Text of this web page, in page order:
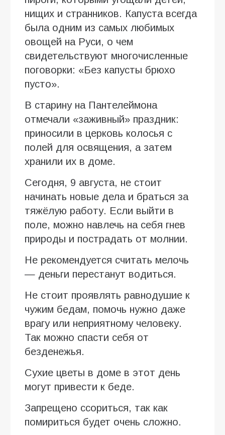
нищих и странников. Капуста всегда
была одним из самых любимых
овощей на Руси, о чем
свидетельствуют многочисленные
поговорки: «Без капусты брюхо
пусто».
В старину на Пантелеймона
отмечали «заживный» праздник:
приносили в церковь колосья с
полей для освящения, а затем
хранили их в доме.
Сегодня, 9 августа, не стоит
начинать новые дела и браться за
тяжёлую работу. Если выйти в
поле, можно навлечь на себя гнев
природы и пострадать от молнии.
Не рекомендуется считать мелочь
— деньги перестанут водиться.
Не стоит проявлять равнодушие к
чужим бедам, помочь нужно даже
врагу или неприятному человеку.
Так можно спасти себя от
безденежья.
Сухие цветы в доме в этот день
могут привести к беде.
Запрещено ссориться, так как
помириться будет очень сложно.